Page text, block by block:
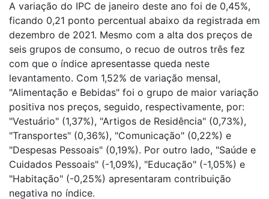
A variação do IPC de janeiro deste ano foi de 0,45%,
ficando 0,21 ponto percentual abaixo da registrada em
dezembro de 2021. Mesmo com a alta dos preços de
seis grupos de consumo, o recuo de outros três fez
com que o índice apresentasse queda neste
levantamento. Com 1,52% de variação mensal,
"Alimentação e Bebidas" foi o grupo de maior variação
positiva nos preços, seguido, respectivamente, por:
"Vestuário" (1,37%), "Artigos de Residência" (0,73%),
"Transportes" (0,36%), "Comunicação" (0,22%) e
"Despesas Pessoais" (0,19%). Por outro lado, "Saúde e
Cuidados Pessoais" (-1,09%), "Educação" (-1,05%) e
"Habitação" (-0,25%) apresentaram contribuição
negativa no índice.